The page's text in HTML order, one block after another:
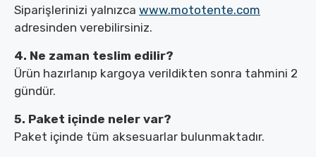
Siparişlerinizi yalnızca www.mototente.com
adresinden verebilirsiniz.
4. Ne zaman teslim edilir?
Ürün hazırlanıp kargoya verildikten sonra tahmini 2
gündür.
5. Paket içinde neler var?
Paket içinde tüm aksesuarlar bulunmaktadır.